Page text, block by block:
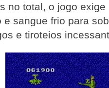
no total, o jogo
e sangue frio para
e tiroteios